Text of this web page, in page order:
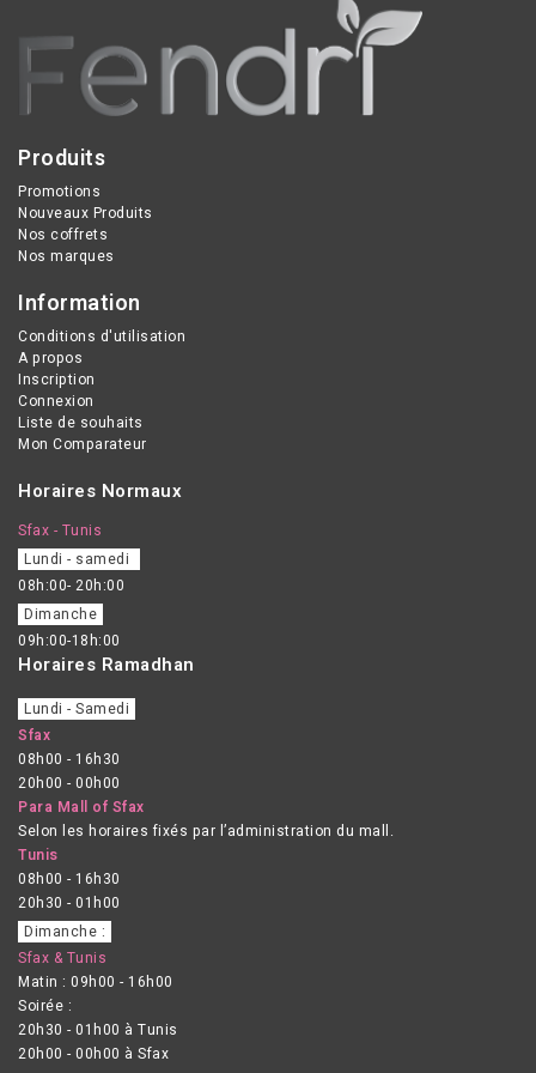
effets du soleil sans
laisser de traces
Produits
Promotions
Nouveaux Produits
Nos coffrets
Nos marques
Information
Conditions d'utilisation
A propos
Inscription
Connexion
Liste de souhaits
Mon Comparateur
Horaires Normaux
Sfax - Tunis
Lundi - samedi
08h:00- 20h:00
Dimanche
09h:00-18h:00
Horaires Ramadhan
Lundi - Samedi
Sfax
08h00 - 16h30
20h00 - 00h00
Para Mall of Sfax
Selon les horaires fixés par l’administration du mall.
Tunis
08h00 - 16h30
20h30 - 01h00
Dimanche :
Sfax & Tunis
Matin : 09h00 - 16h00
Soirée :
20h30 - 01h00 à Tunis
20h00 - 00h00 à Sfax